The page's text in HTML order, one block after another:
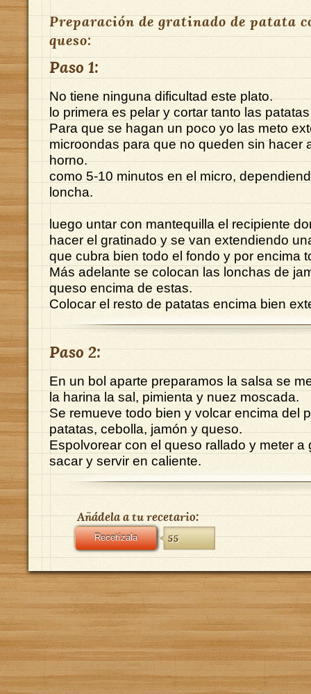
Preparación de gratinado de patata
queso:
Paso 1:
No tiene ninguna dificultad este plato.
lo primera es pelar y cortar tanto las
Para que se hagan un poco yo las meto
microondas para que no queden sin hacer
horno.
como 5-10 minutos en el micro,
loncha.
luego untar con mantequilla el recipiente
hacer el gratinado y se van extendiendo
que cubra bien todo el fondo y por encima
Más adelante se colocan las lonchas de
queso encima de estas.
Colocar el resto de patatas encima bien
Paso 2:
En un bol aparte preparamos la salsa se
la harina la sal, pimienta y nuez moscada.
Se remueve todo bien y volcar encima del
patatas, cebolla, jamón y queso.
Espolvorear con el queso rallado y meter a
sacar y servir en caliente.
Añádela a tu recetario:
Recetízala 55